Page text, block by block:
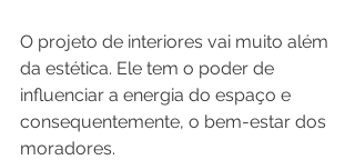
O projeto de interiores vai muito além
da estética. Ele tem o poder de
influenciar a energia do espaço e
consequentemente, o bem-estar dos
moradores.